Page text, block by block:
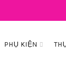
PHỤ KIỆN